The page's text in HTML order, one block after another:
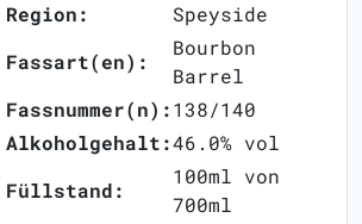
Region:
Speyside
Fassart(en):
Bourbon
Barrel
Fassnummer(n):138/140
Alkoholgehalt:46.0% vol
Füllstand:
100ml von
700ml